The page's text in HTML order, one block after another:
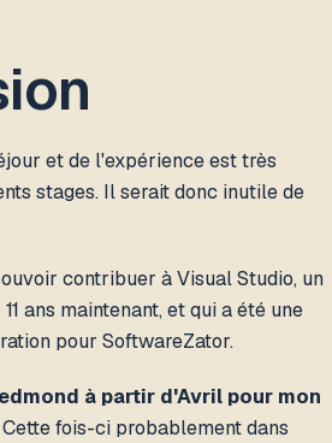
et de l'expérience est très
stages. Il serait donc inutile de
contribuer à Visual Studio, un
ans maintenant, et qui a été une
pour SoftwareZator.
à partir d'Avril pour mon
Cette fois-ci probablement dans